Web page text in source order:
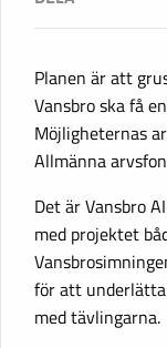
Planen är att
Vansbro ska få
Möjligheternas
Allmänna
Det är Vansbro
med projektet
för att underlätta
med tävlingarna.